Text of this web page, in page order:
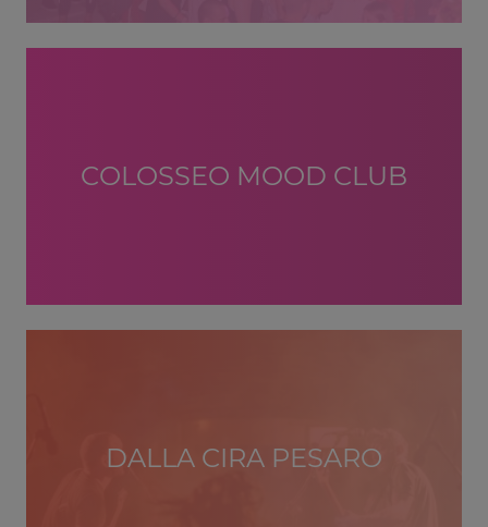
COLOSSEO MOOD CLUB
DALLA CIRA PESARO